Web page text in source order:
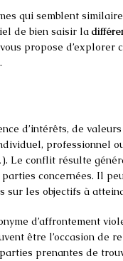
qui semblent
de bien saisir la
propose d’explorer
d’intérêts, de
professionnel
Le conflit résulte
concernées. Il
sur les objectifs à
d’affrontement
être l’occasion de
prenantes de